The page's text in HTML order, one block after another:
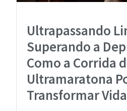
Ultrapassando
Superando a
Como a Corrida
Ultramaratona
Transformar